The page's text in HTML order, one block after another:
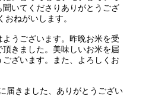
いてくださりありがとうござ
おねがいします。
うございます。昨晩お米を受
きました。美味しいお米を届
ざいます。また、よろしくお
届きました、ありがとうござい